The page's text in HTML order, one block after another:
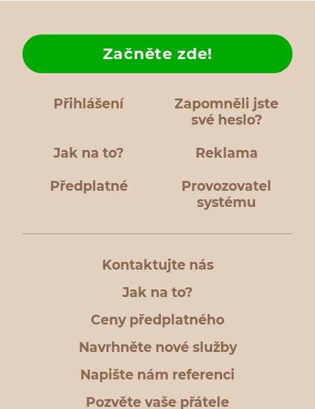
Přihlášení
Zapomněli jste
své heslo?
Jak na to?
Začněte zde!
Reklama
Předplatné
Provozovatel
systému
Kontaktujte nás
Jak na to?
Ceny předplatného
Navrhněte nové služby
Napište nám referenci
Pozvěte vaše přátele